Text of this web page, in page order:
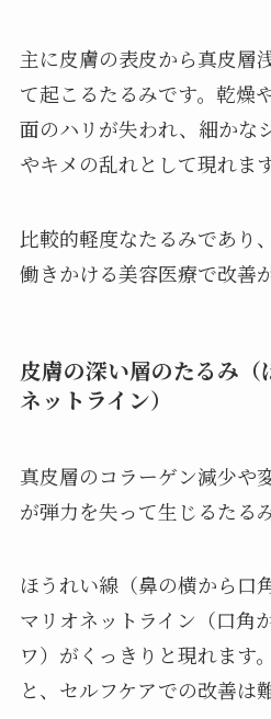
主に皮膚の表皮から真皮層
て起こるたるみです。乾燥
面のハリが失われ、細かな
やキメの乱れとして現れます
比較的軽度なたるみであり
働きかける美容医療で改善
皮膚の深い層のたるみ
ネットライン）
真皮層のコラーゲン減少や
が弾力を失って生じるたる
ほうれい線（鼻の横から口
マリオネットライン（口角
ワ）がくっきりと現れます
と、セルフケアでの改善は